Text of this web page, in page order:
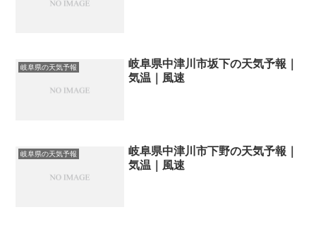
岐阜県の天気予報
岐阜県中津川市坂下の天気予報｜
気温｜風速
岐阜県の天気予報
岐阜県中津川市下野の天気予報｜
気温｜風速